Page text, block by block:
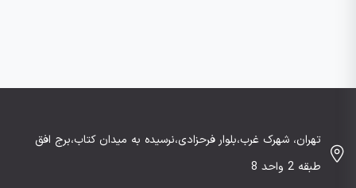
تهران، شهرک غرب،بلوار فرحزادی،نرسیده به میدان کتاب،برج افق
طبقه 2 واحد 8